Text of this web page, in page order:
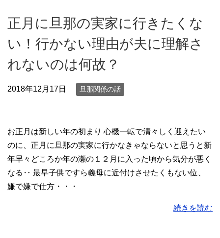
正月に旦那の実家に行きたくな
い！行かない理由が夫に理解さ
れないのは何故？
2018年12月17日 旦那関係の話
お正月は新しい年の初まり 心機一転で清々しく迎えたい
のに、正月に旦那の実家に行かなきゃならないと思うと新
年早々どころか年の瀬の１２月に入った頃から気分が悪く
なる‥ 最早子供ですら義母に近付けさせたくもない位、
嫌で嫌で仕方・・・
続きを読む